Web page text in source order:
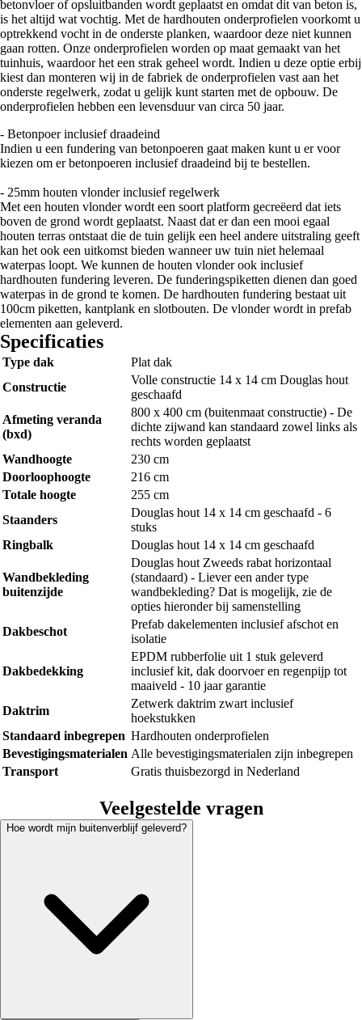
betonvloer of opsluitbanden wordt geplaatst en omdat dit van beton is,
is het altijd wat vochtig. Met de hardhouten onderprofielen voorkomt u
optrekkend vocht in de onderste planken, waardoor deze niet kunnen
gaan rotten. Onze onderprofielen worden op maat gemaakt van het
tuinhuis, waardoor het een strak geheel wordt. Indien u deze optie erbij
kiest dan monteren wij in de fabriek de onderprofielen vast aan het
onderste regelwerk, zodat u gelijk kunt starten met de opbouw. De
onderprofielen hebben een levensduur van circa 50 jaar.
- Betonpoer inclusief draadeind
Indien u een fundering van betonpoeren gaat maken kunt u er voor
kiezen om er betonpoeren inclusief draadeind bij te bestellen.
- 25mm houten vlonder inclusief regelwerk
Met een houten vlonder wordt een soort platform gecreëerd dat iets
boven de grond wordt geplaatst. Naast dat er dan een mooi egaal
houten terras ontstaat die de tuin gelijk een heel andere uitstraling geeft
kan het ook een uitkomst bieden wanneer uw tuin niet helemaal
waterpas loopt. We kunnen de houten vlonder ook inclusief
hardhouten fundering leveren. De funderingspiketten dienen dan goed
waterpas in de grond te komen. De hardhouten fundering bestaat uit
100cm piketten, kantplank en slotbouten. De vlonder wordt in prefab
elementen aan geleverd.
Specificaties
Type dak
Plat dak
Constructie
Volle constructie 14 x 14 cm Douglas hout
geschaafd
Afmeting veranda
(bxd)
800 x 400 cm (buitenmaat constructie) - De
dichte zijwand kan standaard zowel links als
rechts worden geplaatst
Wandhoogte
230 cm
Doorloophoogte
216 cm
Totale hoogte
255 cm
Staanders
Douglas hout 14 x 14 cm geschaafd - 6
stuks
Ringbalk
Douglas hout 14 x 14 cm geschaafd
Wandbekleding
buitenzijde
Douglas hout Zweeds rabat horizontaal
(standaard) - Liever een ander type
wandbekleding? Dat is mogelijk, zie de
opties hieronder bij samenstelling
Dakbeschot
Prefab dakelementen inclusief afschot en
isolatie
Dakbedekking
EPDM rubberfolie uit 1 stuk geleverd
inclusief kit, dak doorvoer en regenpijp tot
maaiveld - 10 jaar garantie
Daktrim
Zetwerk daktrim zwart inclusief
hoekstukken
Standaard inbegrepen Hardhouten onderprofielen
Bevestigingsmaterialen Alle bevestigingsmaterialen zijn inbegrepen
Transport
Gratis thuisbezorgd in Nederland
Veelgestelde vragen
Hoe wordt mijn buitenverblijf geleverd?